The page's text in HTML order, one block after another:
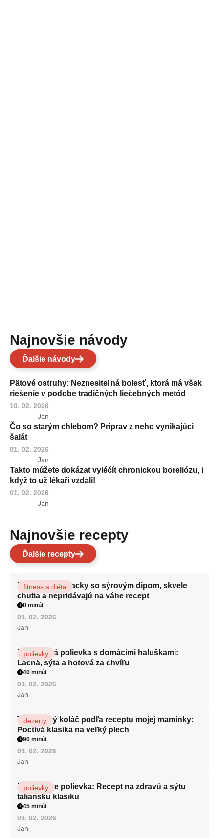
Najnovšie návody
Ďalšie návody
Pätové ostruhy: Neznesiteľná bolesť, ktorá má však
riešenie v podobe tradičných liečebných metód
10. 02. 2026
Jan
Čo so starým chlebom? Priprav z neho vynikajúci
šalát
01. 02. 2026
Jan
Takto můžete dokázat vyléčít chronickou boreliózu, i
když to už lékaři vzdali!
01. 02. 2026
Jan
Najnovšie recepty
Ďalšie recepty
Brokolicové placky so sýrovým dipom, skvele
chutia a nepridávajú na váhe recept
fitness a diéta
0 minút
09. 02. 2026
Jan
Zeleninová polievka s domácimi haluškami:
Lacná, sýta a hotová za chvíľu
polievky
40 minút
09. 02. 2026
Jan
Tvarohový koláč podľa receptu mojej maminky:
Poctivá klasika na veľký plech
dezerty
90 minút
09. 02. 2026
Jan
Minestrone polievka: Recept na zdravú a sýtu
taliansku klasiku
polievky
45 minút
09. 02. 2026
Jan